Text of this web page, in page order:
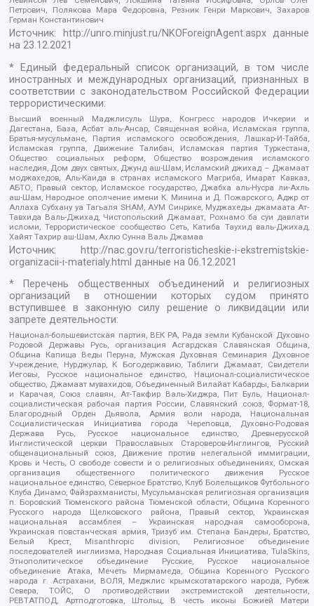
Петрович, Полякова Мара Федоровна, Резник Генри Маркович, Захаров
Герман Константинович
Источник: http://unro.minjust.ru/NKOForeignAgent.aspxданные
на23.12.2021
* Единый федеральный список организаций, в том числе
иностранных и международных организаций, признанных в
соответствии с законодательством Российской Федерации
террористическими:
Высший военный Маджлисуль Шура, Конгресс народов Ичкерии и
Дагестана, База, Асбат аль-Ансар, Священная война, Исламская группа,
Братья-мусульмане, Партия исламского освобождения, Лашкар-И-Тайба,
Исламская группа, Движение Талибан, Исламская партия Туркестана,
Общество социальных реформ, Общество возрождения исламского
наследия, Дом двух святых, Джунд аш-Шам, Исламский джихад – Джамаат
моджахедов, Аль-Каида в странах исламского Магриба, Имарат Кавказ,
АБТО, Правый сектор, Исламское государство, Джабха аль-Нусра ли-Ахль
аш-Шам, Народное ополчение имени К. Минина и Д. Пожарского, Аджр от
Аллаха Субхану уа Тагьаля SHAM, АУМ Синрике, Муджахеды джамаата Ат-
Тавхида Валь-Джихад, Чистопольский Джамаат, Рохнамо ба суи давлати
исломи, Террористическое сообщество Сеть, Катиба Таухид валь-Джихад,
Хайят Тахрир аш-Шам, Ахлю Сунна Валь Джамаа
Источник:
http://nac.gov.ru/terroristicheskie-i-ekstremistskie-
organizacii-i-materialy.html данные на06.12.2021
* Перечень общественных объединений и религиозных
организаций в отношении которых судом принято
вступившее в законную силу решение о ликвидации или
запрете деятельности:
Национал-большевистская партия, ВЕК РА, Рада земли Кубанской Духовно
Родовой Державы Русь, организация Асгардская Славянская Община,
Община Капища Веды Перуна, Мужская Духовная Семинария Духовное
Учреждение, Нурджулар, К Богодержавию, Таблиги Джамаат, Свидетели
Иеговы, Русское национальное единство, Национал-социалистическое
общество, Джамаат мувахидов, Объединенный Вилайат Кабарды, Балкарии
и Карачая, Союз славян, Ат-Такфир Валь-Хиджра, Пит Буль, Национал-
социалистическая рабочая партия России, Славянский союз, Формат-18,
Благородный Орден Дьявола, Армия воли народа, Национальная
Социалистическая Инициатива города Череповца, Духовно-Родовая
Держава Русь, Русское национальное единство, Древнерусской
Инглистической церкви Православных Староверов-Инглингов, Русский
общенациональный союз, Движение против нелегальной иммиграции,
Кровь и Честь, О свободе совести и о религиозных объединениях, Омская
организация общественного политического движения Русское
национальное единство, Северное Братство, Клуб Болельщиков Футбольного
Клуба Динамо, Файзрахманисты, Мусульманская религиозная организация
п. Боровский Тюменского района Тюменской области, Община Коренного
Русского народа Щелковского района, Правый сектор, Украинская
национальная ассамблея – Украинская народная самооборона,
Украинская повстанческая армия, Тризуб им. Степана Бандеры, Братство,
Белый Крест, Misanthropic division, Религиозное объединение
последователей инглиизма, Народная Социальная Инициатива, TulaSkins,
Этнополитическое объединение Русские, Русское национальное
объединение Атака, Мечеть Мирмамеда, Община Коренного Русского
народа г. Астрахани, ВОЛЯ, Меджлис крымскотатарского народа, Рубеж
Севера, ТОЙС, О противодействии экстремистской деятельности,
РЕВТАТПОД, Артподготовка, Штольц, В честь иконы Божией Матери